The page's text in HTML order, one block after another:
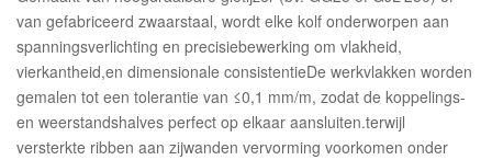
van gefabriceerd zwaarstaal, wordt elke kolf onderworpen aan
spanningsverlichting en precisiebewerking om vlakheid,
vierkantheid,en dimensionale consistentieDe werkvlakken worden
gemalen tot een tolerantie van ≤0,1 mm/m, zodat de koppelings-
en weerstandshalves perfect op elkaar aansluiten.terwijl
versterkte ribben aan zijwanden vervorming voorkomen onder